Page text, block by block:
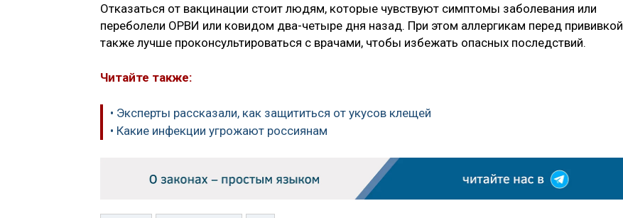
Отказаться от вакцинации стоит людям, которые чувствуют симптомы заболевания или
переболели ОРВИ или ковидом два-четыре дня назад. При этом аллергикам перед прививкой
также лучше проконсультироваться с врачами, чтобы избежать опасных последствий.
Читайте также:
• Эксперты рассказали, как защититься от укусов клещей
• Какие инфекции угрожают россиянам